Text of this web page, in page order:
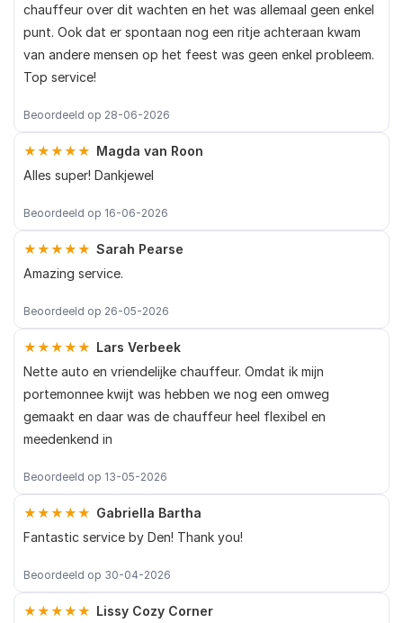
chauffeur over dit wachten en het was allemaal geen enkel
punt. Ook dat er spontaan nog een ritje achteraan kwam
van andere mensen op het feest was geen enkel probleem.
Top service!
Beoordeeld op 28-06-2026
★★★★★ Magda van Roon
Alles super! Dankjewel
Beoordeeld op 16-06-2026
★★★★★ Sarah Pearse
Amazing service.
Beoordeeld op 26-05-2026
★★★★★ Lars Verbeek
Nette auto en vriendelijke chauffeur. Omdat ik mijn
portemonnee kwijt was hebben we nog een omweg
gemaakt en daar was de chauffeur heel flexibel en
meedenkend in
Beoordeeld op 13-05-2026
★★★★★ Gabriella Bartha
Fantastic service by Den! Thank you!
Beoordeeld op 30-04-2026
★★★★★ Lissy Cozy Corner